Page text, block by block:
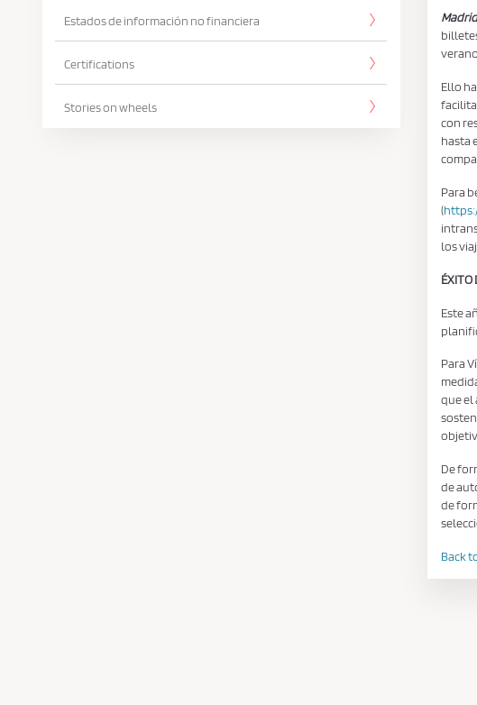
Estados de información no financiera
Certifications
Stories on wheels
Ello
con
hasta
Para
(
los
ÉXITO
Este
Para
que el
De
de
de
Back